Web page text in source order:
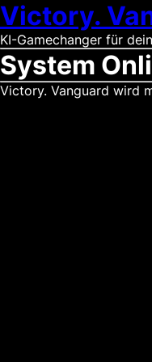
Victory.
KI-Gamechanger für
System
Victory. Vanguard wird